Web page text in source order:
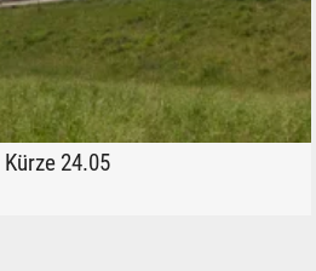
Modelleisenbahn Eisenbahn
Kürze 24.05